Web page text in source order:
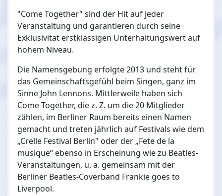
"Come Together" sind der Hit auf jeder
Veranstaltung und garantieren durch seine
Exklusivität erstklassigen Unterhaltungswert auf
hohem Niveau.
Die Namensgebung erfolgte 2013 und steht für
das Gemeinschaftsgefühl beim Singen, ganz im
Sinne John Lennons. Mittlerweile haben sich
Come Together, die z. Z. um die 20 Mitglieder
zählen, im Berliner Raum bereits einen Namen
gemacht und treten jährlich auf Festivals wie dem
„Crelle Festival Berlin" oder der „Fete de la
musique“ ebenso in Erscheinung wie zu Beatles-
Veranstaltungen, u. a. gemeinsam mit der
Berliner Beatles-Coverband Frankie goes to
Liverpool.